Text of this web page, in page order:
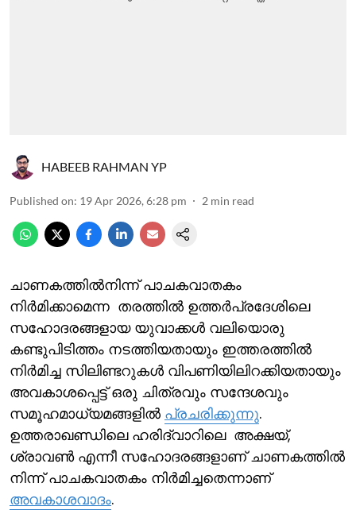
HABEEB RAHMAN YP
Published on: 19 Apr 2026, 6:28 pm 2 min read
ചാണകത്തില്‍നിന്ന് പാചകവാതകം
നിര്‍മിക്കാമെന്ന തരത്തില്‍ ഉത്തര്‍പ്രദേശിലെ
സഹോദരങ്ങളായ യുവാക്കള്‍ വലിയൊരു
കണ്ടുപിടിത്തം നടത്തിയതായും ഇത്തരത്തില്‍
നിര്‍മിച്ച സിലിണ്ടറുകള്‍ വിപണിയിലിറക്കിയതായും
അവകാശപ്പെട്ട് ഒരു ചിത്രവും സന്ദേശവും
സമൂഹമാധ്യമങ്ങളില്‍ പ്രചരിക്കുന്നു.
ഉത്തരാഖണ്ഡിലെ ഹരിദ്വാറിലെ അക്ഷയ്,
ശ്രാവൺ എന്നീ സഹോദരങ്ങളാണ് ചാണകത്തിൽ
നിന്ന് പാചകവാതകം നിർമിച്ചതെന്നാണ്
അവകാശവാദം.